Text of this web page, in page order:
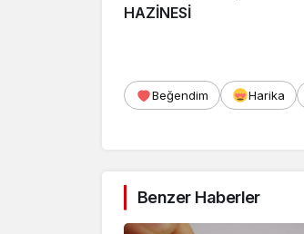
HAZİNESİ
Beğendim Harika
Benzer Haberler